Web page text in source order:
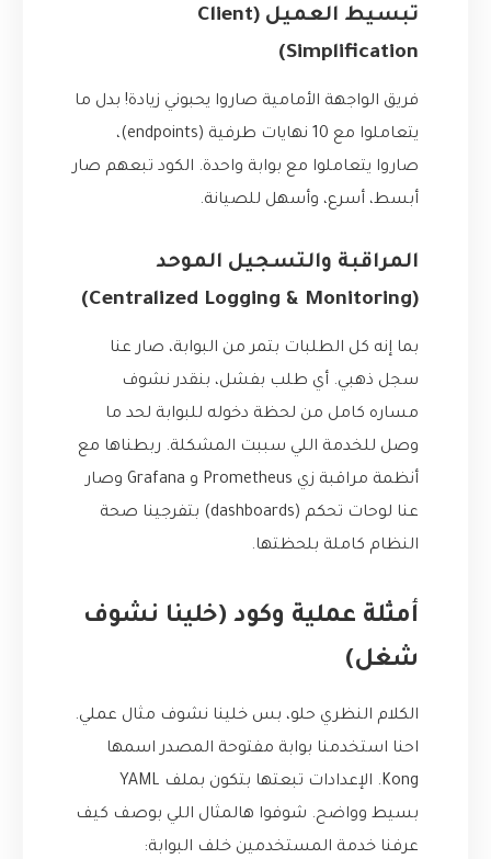
تبسيط العميل (Client
Simplification)
فريق الواجهة الأمامية صاروا يحبوني زيادة! بدل ما
يتعاملوا مع 10 نهايات طرفية (endpoints)،
صاروا يتعاملوا مع بوابة واحدة. الكود تبعهم صار
أبسط، أسرع، وأسهل للصيانة.
المراقبة والتسجيل الموحد
(Centralized Logging & Monitoring)
بما إنه كل الطلبات بتمر من البوابة، صار عنا
سجل ذهبي. أي طلب بفشل، بنقدر نشوف
مساره كامل من لحظة دخوله للبوابة لحد ما
وصل للخدمة اللي سببت المشكلة. ربطناها مع
أنظمة مراقبة زي Prometheus و Grafana وصار
عنا لوحات تحكم (dashboards) بتفرجينا صحة
النظام كاملة بلحظتها.
أمثلة عملية وكود (خلينا نشوف
شغل)
الكلام النظري حلو، بس خلينا نشوف مثال عملي.
احنا استخدمنا بوابة مفتوحة المصدر اسمها
Kong. الإعدادات تبعتها بتكون بملف YAML
بسيط وواضح. شوفوا هالمثال اللي بوصف كيف
عرفنا خدمة المستخدمين خلف البوابة: